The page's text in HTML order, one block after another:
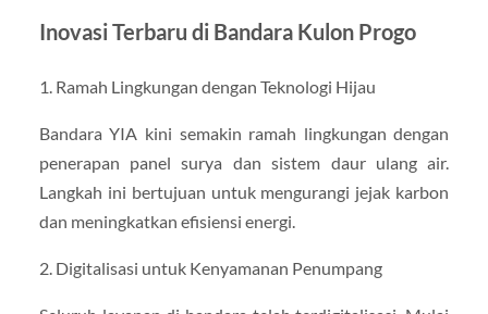
Inovasi Terbaru di Bandara Kulon Progo
1. Ramah Lingkungan dengan Teknologi Hijau
Bandara YIA kini semakin ramah lingkungan dengan
penerapan panel surya dan sistem daur ulang air.
Langkah ini bertujuan untuk mengurangi jejak karbon
dan meningkatkan efisiensi energi.
2. Digitalisasi untuk Kenyamanan Penumpang